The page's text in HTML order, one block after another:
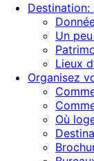
Destination:
Un
Lieux
Organisez
Où